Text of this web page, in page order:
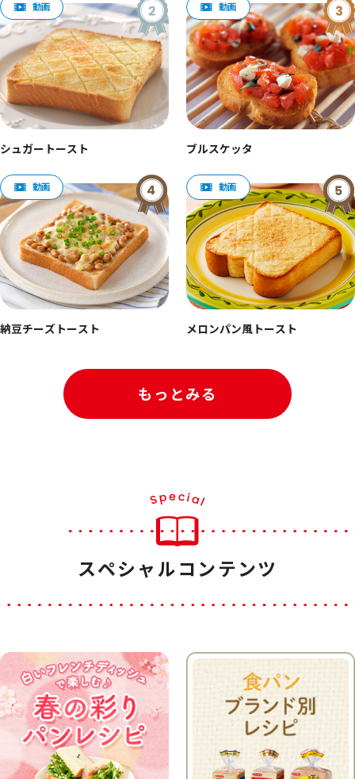
シュガートースト ブルスケッタ
納豆チーズトースト メロンパン風トースト
もっとみる
スペシャルコンテンツ